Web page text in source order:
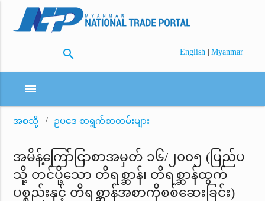
search English | Myanmar
menu
အစသို့ ဥပဒေ စာရွက်စာတမ်းများ
အမိန့်ကြော်ငြာစာအမှတ် ၁၆/၂၀၀၅ (ပြည်ပ
သို့ တင်ပို့သော တိရစ္ဆာန်၊ တိရစ္ဆာန်ထွက်
ပစ္စည်းနှင့် တိရစ္ဆာန်အစာကိုစစ်ဆေးခြင်း)